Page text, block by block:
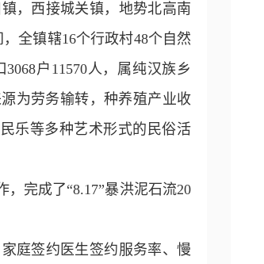
，西接城关镇，地势北高南
全镇辖16个行政村48个自然
户11570人，属纯汉族乡
为劳务输转，种养殖产业收
乐等多种艺术形式的民俗活
完成了“8.17”暴洪泥石流20
庭签约医生签约服务率、慢